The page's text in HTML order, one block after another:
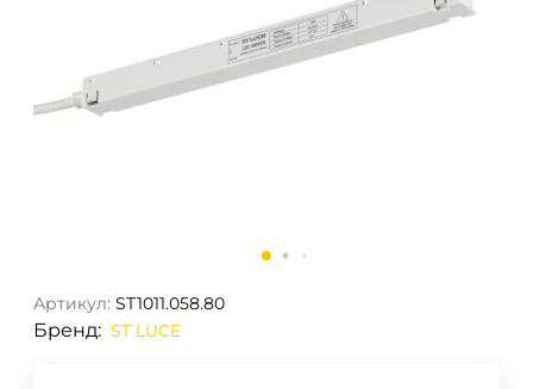
Артикул: ST1011.058.80
Бренд: ST LUCE